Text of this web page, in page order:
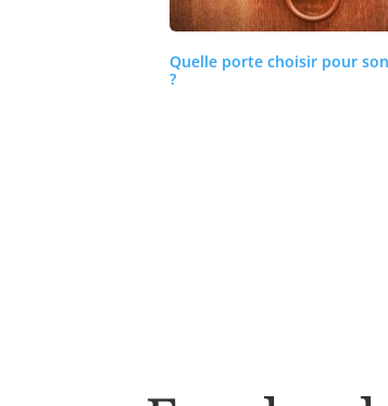
Quelle porte choisir pour
?